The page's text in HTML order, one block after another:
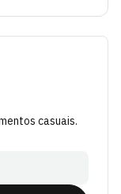
casuais.